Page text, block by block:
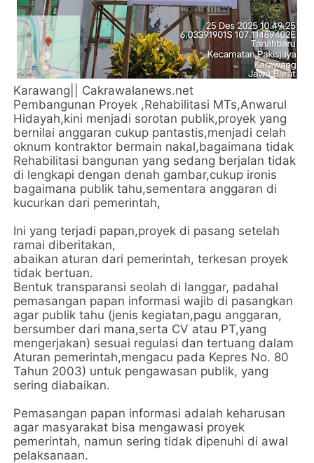
Karawang|| Cakrawalanews.net
Pembangunan Proyek ,Rehabilitasi MTs,Anwarul
Hidayah,kini menjadi sorotan publik,proyek yang
bernilai anggaran cukup pantastis,menjadi celah
oknum kontraktor bermain nakal,bagaimana tidak
Rehabilitasi bangunan yang sedang berjalan tidak
di lengkapi dengan denah gambar,cukup ironis
bagaimana publik tahu,sementara anggaran di
kucurkan dari pemerintah,
Ini yang terjadi papan,proyek di pasang setelah
ramai diberitakan,
abaikan aturan dari pemerintah, terkesan proyek
tidak bertuan.
Bentuk transparansi seolah di langgar, padahal
pemasangan papan informasi wajib di pasangkan
agar publik tahu (jenis kegiatan,pagu anggaran,
bersumber dari mana,serta CV atau PT,yang
mengerjakan) sesuai regulasi dan tertuang dalam
Aturan pemerintah,mengacu pada Kepres No. 80
Tahun 2003) untuk pengawasan publik, yang
sering diabaikan.
Pemasangan papan informasi adalah keharusan
agar masyarakat bisa mengawasi proyek
pemerintah, namun sering tidak dipenuhi di awal
pelaksanaan.